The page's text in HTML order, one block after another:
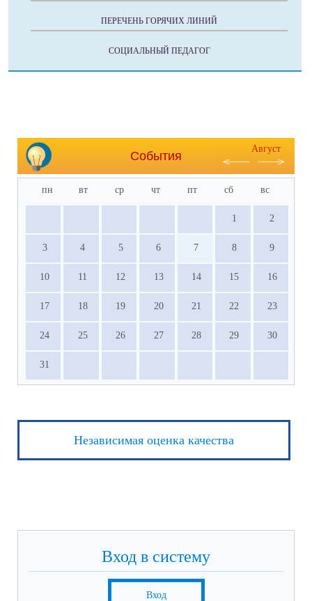
ПЕРЕЧЕНЬ ГОРЯЧИХ ЛИНИЙ
СОЦИАЛЬНЫЙ ПЕДАГОГ
События
Август
пн вт ср чт пт сб вс
1 2
3 4 5 6 7 8 9
10 11 12 13 14 15 16
17 18 19 20 21 22 23
24 25 26 27 28 29 30
31
Независимая оценка качества
Вход в систему
Вход